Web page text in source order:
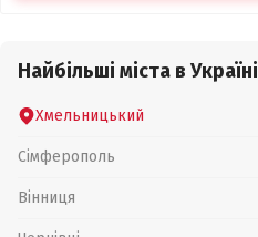
Найбільші міста в Україні
Хмельницький
Сімферополь
Вінниця